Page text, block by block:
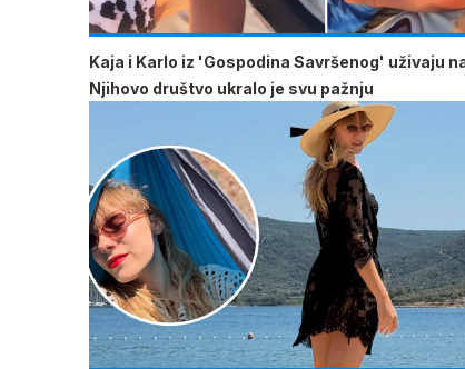
Kaja i Karlo iz 'Gospodina Savršenog' uživaju
Njihovo društvo ukralo je svu pažnju